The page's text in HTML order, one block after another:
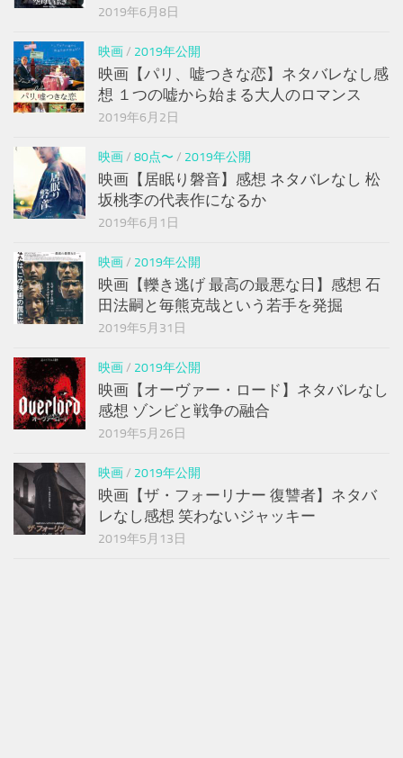
2019年6月8日
映画/ 2019年公開
映画【パリ、嘘つきな恋】ネタバレなし感
想 １つの嘘から始まる大人のロマンス
2019年6月2日
映画/ 80点〜 / 2019年公開
映画【居眠り磐音】感想 ネタバレなし 松
坂桃李の代表作になるか
2019年6月1日
映画/ 2019年公開
映画【轢き逃げ 最高の最悪な日】感想 石
田法嗣と毎熊克哉という若手を発掘
2019年5月31日
映画/ 2019年公開
映画【オーヴァー・ロード】ネタバレなし
感想 ゾンビと戦争の融合
2019年5月26日
映画/ 2019年公開
映画【ザ・フォーリナー 復讐者】ネタバ
レなし感想 笑わないジャッキー
2019年5月13日